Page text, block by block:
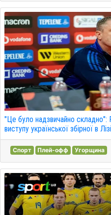
"Це було надзвичайно складно":
виступу української збірної в
Спорт Плей-офф Угорщина